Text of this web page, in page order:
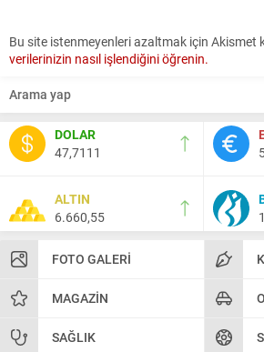
DOLAR
47,7111
ALTIN
6.660,55
FOTO GALERI
MAGAZIN
SAĞLIK
Bu site istenmeyenleri azaltmak için Akismet
verilerinizin nasıl işlendiğini öğrenin.